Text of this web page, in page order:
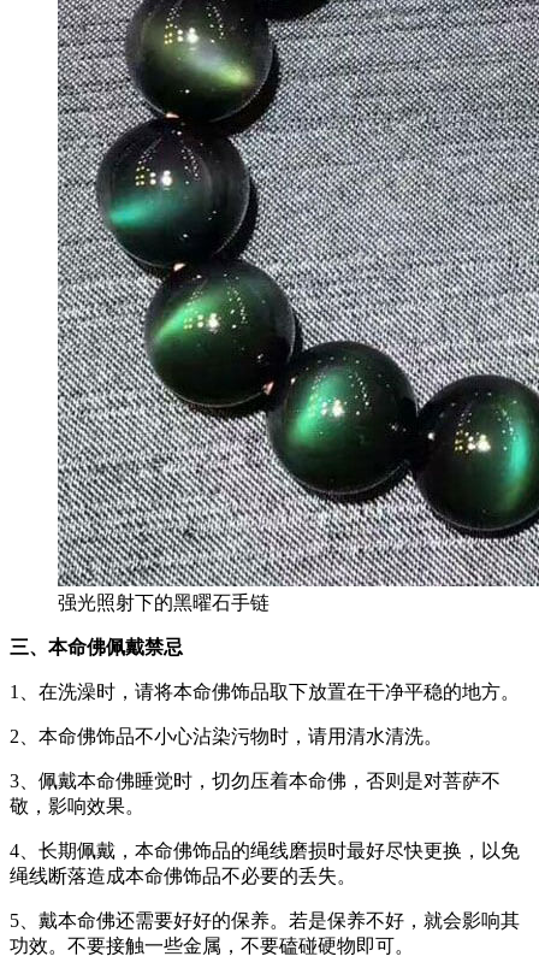
强光照射下的黑曜石手链
三、 本命佛佩戴禁忌
1、在洗澡时，请将本命佛饰品取下放置在干净平稳的地方。
2、本命佛饰品不小心沾染污物时，请用清水清洗。
3、佩戴本命佛睡觉时，切勿压着本命佛，否则是对菩萨不
敬，影响效果。
4、长期佩戴，本命佛饰品的绳线磨损时最好尽快更换，以免
绳线断落造成本命佛饰品不必要的丢失。
5、戴本命佛还需要好好的保养。若是保养不好，就会影响其
功效。不要接触一些金属，不要磕碰硬物即可。